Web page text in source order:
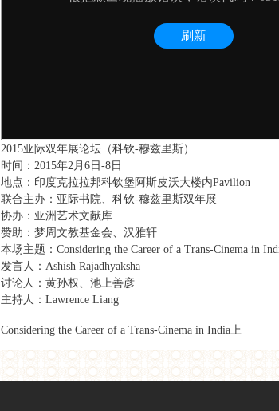
2015亚际双年展论坛（科钦-穆兹里斯）
时间：2015年2月6日-8日
地点：印度克拉拉邦科钦堡阿斯皮沃大楼内Pavilion
联合主办：亚际书院、科钦-穆兹里斯双年展
协办：亚洲艺术文献库
赞助：梦周文教基金会、汉雅轩
本场主题：Considering the Career of a Trans-Cinema in
发言人：Ashish Rajadhyaksha
讨论人：黄孙权、池上善彦
主持人：Lawrence Liang
Considering the Career of a Trans-Cinema in India上